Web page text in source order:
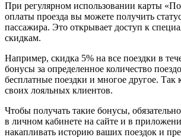
При регулярном использовании карты
оплаты проезда вы можете получить
пассажира. Это открывает доступ к
скидкам.
Например, скидка 5% на все поездки в
бонусы за определенное количество
бесплатные поездки и многое другое. Так
своих лояльных клиентов.
Чтобы получать такие бонусы,
в личном кабинете на сайте и в
накапливать историю ваших поездок и